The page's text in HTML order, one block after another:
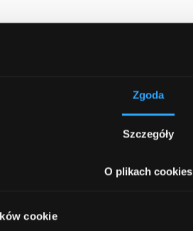
Zgoda
Szczegóły
O plikach cookies
cookie